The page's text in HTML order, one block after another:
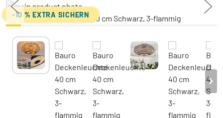
-10 % EXTRA SICHERN